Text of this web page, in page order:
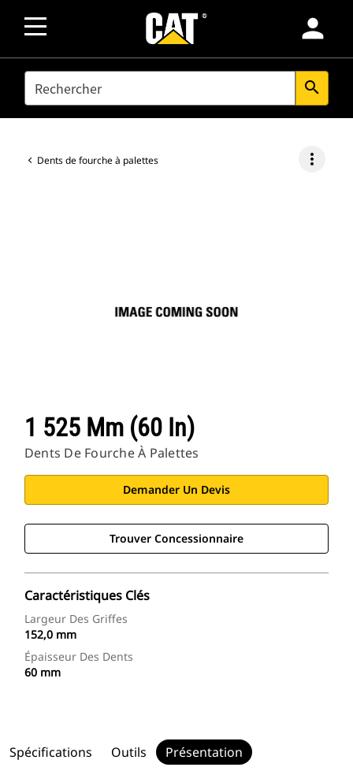
person
SEARCH search
Dents de fourche à palettes more_vert
1 525 Mm (60 In)
Dents De Fourche À Palettes
Demander Un Devis
Trouver Concessionnaire
Caractéristiques Clés
Largeur Des Griffes
152,0 mm
Épaisseur Des Dents
60 mm
Spécifications Outils Présentation